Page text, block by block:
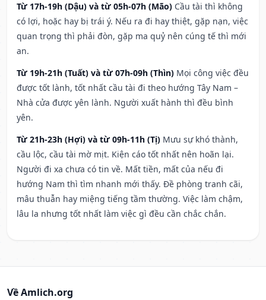
Từ 17h-19h (Dậu) và từ 05h-07h (Mão) Cầu tài thì không
có lợi, hoặc hay bị trái ý. Nếu ra đi hay thiệt, gặp nạn, việc
quan trọng thì phải đòn, gặp ma quỷ nên cúng tế thì mới
an.
Từ 19h-21h (Tuất) và từ 07h-09h (Thìn) Mọi công việc đều
được tốt lành, tốt nhất cầu tài đi theo hướng Tây Nam –
Nhà cửa được yên lành. Người xuất hành thì đều bình
yên.
Từ 21h-23h (Hợi) và từ 09h-11h (Tị) Mưu sự khó thành,
cầu lộc, cầu tài mờ mịt. Kiện cáo tốt nhất nên hoãn lại.
Người đi xa chưa có tin về. Mất tiền, mất của nếu đi
hướng Nam thì tìm nhanh mới thấy. Đề phòng tranh cãi,
mâu thuẫn hay miệng tiếng tầm thường. Việc làm chậm,
lâu la nhưng tốt nhất làm việc gì đều cần chắc chắn.
Về Amlich.org